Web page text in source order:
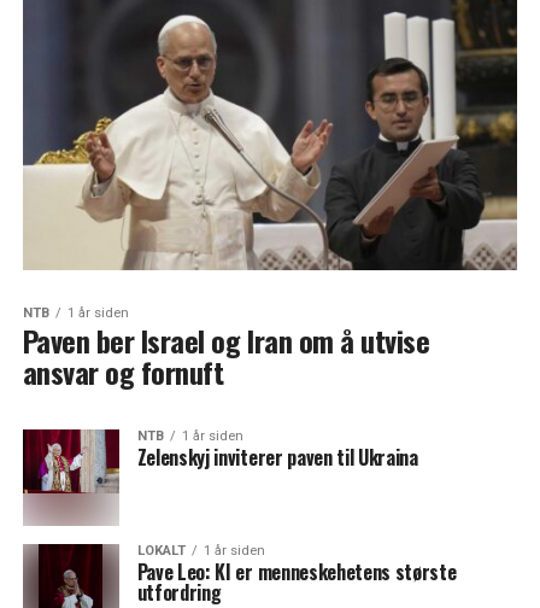
NTB 1 år siden
Paven ber Israel og Iran om å utvise
ansvar og fornuft
NTB 1 år siden
Zelenskyj inviterer paven til Ukraina
LOKALT 1 år siden
Pave Leo: KI er menneskehetens største
utfordring